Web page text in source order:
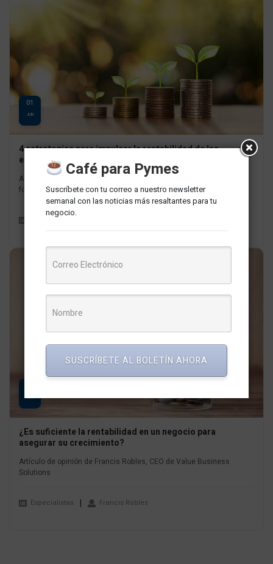
01
JUN
4 estrategias para impulsar la rentabilidad de las
empresas en 2023
A pesar de la prevista recesión global en 2023, existen diversas
formas de aumentar la rentabilidad de un producto o...
Finanzas y Fintech
MAY
¿Es suficiente la rentabilidad en un negocio para
asegurar su crecimiento?
Artículo de opinión de Francis Robles, CEO de Value Business
Solutions
Especialistas Francis Robles
Café para Pymes
Suscríbete con tu correo a nuestro newsletter
semanal con las noticias más resaltantes para tu
negocio.
SUSCRÍBETE AL BOLETÍN AHORA